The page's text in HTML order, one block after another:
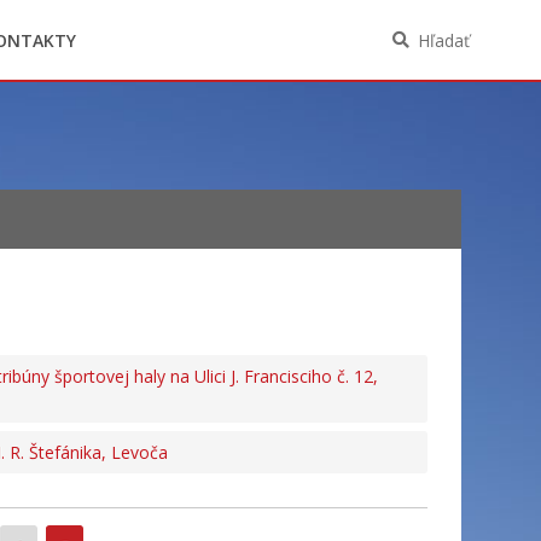
majetkových pomerov verejného funkcionára
Hľadať
športovej haly na Ulici J. Francisciho č. 12,
R. Štefánika, Levoča